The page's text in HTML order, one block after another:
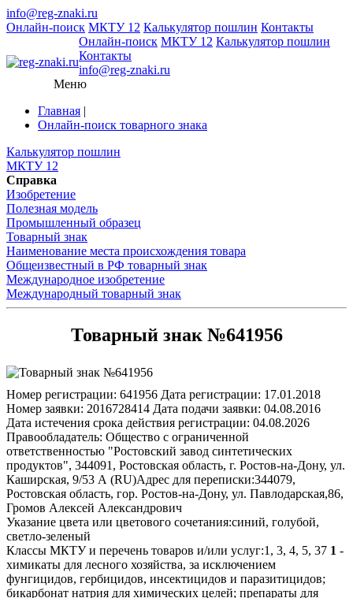
info@reg-znaki.ru
Онлайн-поиск МКТУ 12 Калькулятор пошлин Контакты
Онлайн-поиск МКТУ 12 Калькулятор пошлин
Контакты
info@reg-znaki.ru
Меню
Главная |
Онлайн-поиск товарного знака
Калькулятор пошлин
МКТУ 12
Справка
Изобретение
Полезная модель
Промышленный образец
Товарный знак
Наименование места происхождения товара
Общеизвестный в РФ товарный знак
Международное изобретение
Международный товарный знак
Товарный знак №641956
Номер регистрации: 641956 Дата регистрации: 17.01.2018
Номер заявки: 2016728414 Дата подачи заявки: 04.08.2016
Дата истечения срока действия регистрации: 04.08.2026
Правообладатель: Общество с ограниченной
ответственностью "Ростовский завод синтетических
продуктов", 344091, Ростовская область, г. Ростов-на-Дону, ул.
Каширская, 9/53 А (RU)Адрес для переписки:344079,
Ростовская область, гор. Ростов-на-Дону, ул. Павлодарская,86,
Громов Алексей Александрович
Указание цвета или цветового сочетания:синий, голубой,
светло-зеленый
Классы МКТУ и перечень товаров и/или услуг:1, 3, 4, 5, 37 1 - химикаты для лесного хозяйства, за исключением фунгицидов, гербицидов, инсектицидов и паразитицидов; бикарбонат натрия для химических целей; препараты для затемнения эмалей; препараты для выделки шкур; диоксид марганца; шлихта; альдегидаммиак; кислота винная; кислота хромовая; ацетилен; древесина дубильная; растворители для лаков; карбонат кальция; полоний; квасцы; химикаты для отделения и разложения масел; тиокарбонилид; соусы для ароматизации табака; катализаторы биохимические; церий; эфир этиловый; танины; перборат натрия; препараты для гальванизации; препараты химические для лабораторных анализов, за исключением предназначенных для медицинских или ветеринарных целей; препараты для закрепления [фотография]; дихлорид олова; силиконы; витамины для производства косметики; протравы для металлов; пластинки сенсибелизированные для офсетной печати; кетоны; препараты с микроэлементами для растений; каустики для промышленных целей; диоксид титана для промышленных целей; соли для окрашивания металлов; протеины для промышленности; эмульгаторы; мука картофельная для промышленных целей; фотобумага; кислота йодноватая; прометий; растворы солей серебра для серебрения; кремний; сера; средства для обуви клеящие; удобрения из рыбной муки; вещества для газоочистки; химикаты промышленные; лецитин [сырье]; иттрий; препараты для регулирования роста растений; газопоглотители [химически активные вещества]; аммиак, включенный в 01 класс; препараты для выделки кожи; стекло жидкое [растворимое]; бумага фотометрическая; витамины для пищевой промышленности; кислота салициловая; газы защитные для сварки; метилбензен; сульфат бария; фотопластинки; химикаты для сварки; мышьяк; гормоны для ускорения созревания фруктов; соли [удобрения]; препараты для шлихтования; препараты обесцвечивающие для промышленных целей; культуры из биологических тканей, за исключением используемых для медицинских или ветеринарных целей; диатомит; земля диатомовая; материалы керамические в виде частиц для использования в качестве фильтрующих средств; препараты химические для копчения мяса; йодиды щелочных металлов для промышленных целей; технеций; щелочи едкие; металлы щелочноземельные; вещества поверхностно-активные; формальдегид для химических целей; пероксид водорода для промышленных целей; цимол; висмут; масла для дубления кожи; гумус; смолы искусственные необработанные; висмут азотисто-кислый для химических целей; сульфимид ортобензойной кислоты; консерванты для фармацевтической промышленности; кислота угольная; кислота галловая для производства чернил; кислота соляная; пектины для использования в фотографии; альгинаты для промышленных целей; тулий; оксид свинца; соли кальция; диамид; соли йода; скандий; галлат висмута основной; составы для ремонта шин; мягчители для промышленных целей; глинозем; диастазы для промышленных целей; препараты увлажняющие для текстильных целей; нитрат аммония; вещества, способствующие сохранению семян; соли [химические препараты]; сахарин; препараты промышленные для тендеризации [размягчения] мяса; соли необработанные [сырье]; отбеливатели для жиров; препараты для отделения и отклеивания; препараты вулканизирующие; эфиры целлюлозы сложные для промышленных целей; протактиний; мука для промышленных целей; ионообменники [препараты химические]; аппреты для текстильной промышленности; ацетат целлюлозы необработанный; сумах, используемый при дублении; масла для обработки кожи в процессе ее изготовления; препараты бактериальные не для медицинских или ветеринарных целей; антистатики, за исключением бытовых; препараты, используемые при валянии; медный купорос; америций; кислота стеариновая; вещества для флуатирования; уголь активированный; ферроцианиды; цианомид кальция [удобрение азотное]; мука из тапиоки для промышленных целей; танин; магнезиты; химикаты для предотвращения образования пятен на тканях; препараты химические для удаления нагара в двигателях; перегной для удобрения почвы; окись азота; сульфокислоты; квасцы хромовые; вещества химические для вспенивания бетона; препараты для закалки металлов; белки йодистые; препараты для отпуска металлов; квебрахо для промышленных целей; коллодий, включенный в 01 класс; амилацетат; клей рыбий, за исключением канцелярского, пищевого или бытового; карбонаты; металлоиды; смеси формовочные для изготовления литейных форм; усилители химические для бумаги; соли для консервирования, за исключением используемых для приготовления пищи; окись урана; калий щавелевокислый; празеодим; составы для производства грампластинок; реактивы химические, за исключением предназначенных для медицинских или ветеринарных целей; гены семян для сельскохозяйственного производства; кислота пирогалловая; экстракты чайные для производства фармацевтических продуктов; спирт этиловый; альдегиды, включенные в 01 класс; карбид кальция; химикаты для окрашивания стекла; эрбий; ацетат кальция; кизельгур; рений; ускорители вулканизации; титаниты; вещества химические для выделки кожи; гипосульфиты; отбеливатели для восков; газы-пропилленты для аэрозолей; катеху [дубильный экстракт]; лактоза [сырье]; гликоли; альгинаты для пищевой промышленности; вещества для матирования; химикаты для чистки дымовых труб, каминов; бумага селитренная; галлий; химикаты промышленные для оживления красок [оттенков]; кассиопий [лютеций]; силикаты алюминия; белки животные [сырье]; сода кальцинированная; масла для обработки выделанной кожи; кислота галлодубильная; предохранители для цемента, за исключением красок и масел; эфиры гликолей простые; декстрин [аппрет]; эфир метиловый простой; карбид кремния [сырье]; кислота антраниловая; соли натрия [химические соединения]; препараты обесцвечивающие для масел; натрий; экстракты чайные для пищевой промышленности; ацетат алюминия, включенный в 01 класс; изотопы для промышленных целей; пластизоли; антиоксиданты для производства косметики; суперфосфаты [удобрения]; составы огнестойкие; химикаты для придания водонепроницаемости коже; химикаты для матирования стекла; казеин для промышленных целей; иттербий; растворы для цинкования; эфиры сложные, включенные в 01 класс; химикаты для пайки; соли ртути; актиний; растворы антипенные для аккумуляторов электрических; растворы для цианотипии; карбюризаторы [металлургия]; кислота лимонная для промышленных целей; известь хлорная; гидрат алюминия; препараты обесклеивающие; антидетонаторы для топлива двигателей внутреннего сгорания; ослабители фотографические; сода из золы; нитраты; нейтрализаторы токсичных газов; химикаты для сельского хозяйства, за исключением фунгицидов, гербицидов, инсектицидов и паразитицидов; фотоэмульсии; препараты для фотовспышек; препараты бактериологические для ацетификации; ферменты для химических целей; ртуть; удобрения для сельского хозяйства; спирт древесный; химикаты для садоводства и огородничества, за исключением фунгицидов, гербицидов, инсектицидов и паразитицидов; клеи растительные для борьбы с насекомыми; химикаты для обновления кожи; персульфаты; составы для огнетушителей; составы клейкие для хирургических перевязочных материалов; кислота муравьиная; клеи для афиш; глицериды; лактоза для промышленных целей; протеины [необработанные]; хладагенты для двигателей транспортных средств; растворы тонирующие [фотография]; кислота холевая; уголь кровяной; осветлители сусла; соли для гальванических элементов; препараты коррозионные; поташ водный; лецитин для промышленных целей; оксалаты; окись бария; плутоний; камфора для промышленных целей; карбонат магния; жидкости тормозные; отходы органические [удобрения]; креозот для химических целей; вещества для отделения и разложения жиров; мыла металлические для промышленных целей; масса бумажная; бура; вещества, предохраняющие цветы от увядания; удобрения азотные; жидкость магнитная для промышленных целей; материалы фильтрующие [растительные вещества]; жидкости вспомогательные для использования с абразивами; торф [удобрение]; фосфатиды; осветлители для текстильных изделий; препараты биологические не для медицинских или ветеринарных целей; осветлители; этан; крахмал для промышленных целей; дисперсии пластмасс; основания [химические вещества]; антинакипины; составы кислотостойкие химические; химикаты для пропитки кожи; пластификаторы; средства консервирующие для бетона, за исключением красок и масел; алкалоиды, включенные в 01 класс; препараты химические для конденсации; составы для производства технической керамики; клеи для ремонта разбитых изделий; кислота молочная; соли аммиачные; препараты, предохраняющие от влажности кирпичную или каменную кладку, за исключением красок; хлорид алюминия; протеины для пищевой промышленности; мягчители для кожи, за исключением масел; вар садовый; толуол; манганаты; хлоргидраты; топливо для атомных реакторов; спирт винный; препараты химические для защиты винограда от милдью; масла для сохранения пищевых продуктов; оксид сурьмы; селен; стронций; трагант [трагакант] для промышленных целей; производные целлюлозы [химические вещества]; кислота надсерная; клейстер крахмальный [клей], за исключением канцелярского или бытового клея; протеины для производства пищевых добавок; препараты против накипи; субстанции [подложки] для выращивания без почвы [сельское хозяйство]; оксиды ртути; фотохимикаты; препараты бактериологические не для медицинских или ветеринарных целей; сульфаты; хлориды палладия; гамбир [дубильное вещество]; предохранители для черепицы, за исключением красок и масел; ацетаты [химические вещества], включенные в 01 класс; бумага баритовая; составы для ремонта камер шин; добавки химические для моторного топлива; препараты обезвоживающие для промышленных целей; кислота серная; кислота фтористоводородная; препараты ферментативные для пищевой промышленности; бумага индикаторная химическая; бальзам из гурьюна для изготовления олиф, лаков; химикаты для пропитки текстильных изделий; соли тонирующие [фотография]; антифризы; осветлители для вин; препараты для цинкования; тербий; астатин; доломит для промышленных целей; соли для промышленных целей; бумага сенсибилизированная; бих